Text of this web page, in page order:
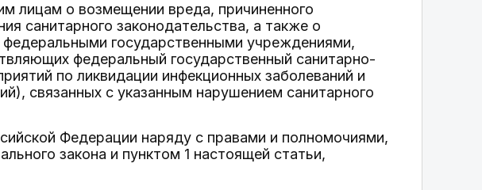
лицам о возмещении вреда, причиненного
санитарного законодательства, а также о
государственными учреждениями,
федеральный государственный санитарно-
по ликвидации инфекционных заболеваний и
связанных с указанным нарушением санитарного
Федерации наряду с правами и полномочиями,
закона и пунктом 1 настоящей статьи,